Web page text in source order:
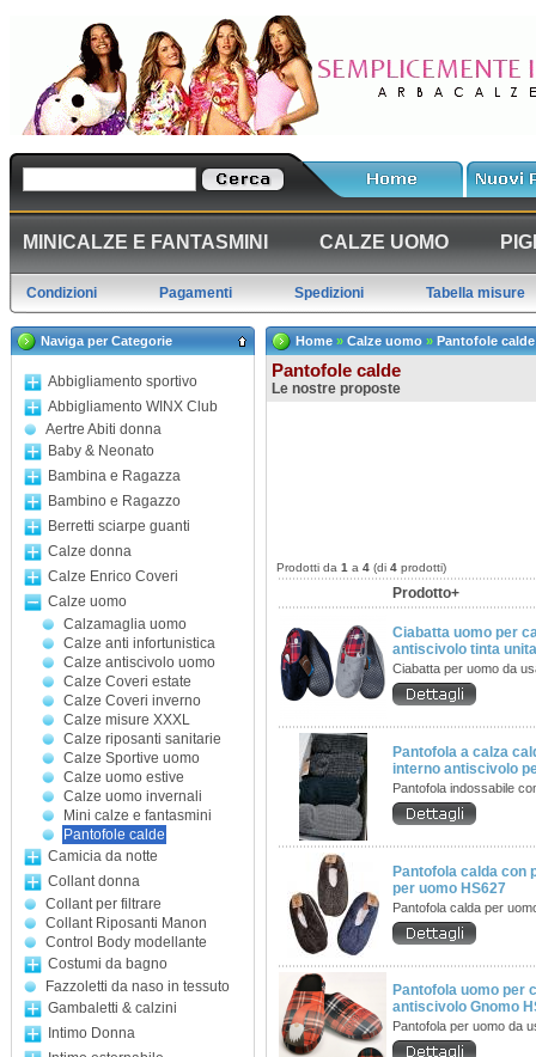
MINICALZE E FANTASMINI CALZE UOMO
Condizioni Pagamenti Spedizioni Tabella misure
Naviga per Categorie
Abbigliamento sportivo
Abbigliamento WINX Club
Aertre Abiti donna
Baby & Neonato
Bambina e Ragazza
Bambino e Ragazzo
Berretti sciarpe guanti
Calze donna
Calze Enrico Coveri
Calze uomo
Calzamaglia uomo
Calze anti infortunistica
Calze antiscivolo uomo
Calze Coveri estate
Calze Coveri inverno
Calze misure XXXL
Calze riposanti sanitarie
Calze Sportive uomo
Calze uomo estive
Calze uomo invernali
Mini calze e fantasmini
Pantofole calde
Camicia da notte
Collant donna
Collant per filtrare
Collant Riposanti Manon
Control Body modellante
Costumi da bagno
Fazzoletti da naso in tessuto
Gambaletti & calzini
Intimo Donna
Home » Calze uomo » Pantofole calde
Pantofole calde
Le nostre proposte
Prodotti da 1 a 4 (di 4 prodotti)
Prodotto+
Ciabatta uomo per
antiscivolo tinta
Ciabatta per uomo da
Pantofola a calza
interno antiscivolo
Pantofola indossabile
Pantofola calda con
per uomo HS627
Pantofola calda per
Pantofola uomo per
antiscivolo Gnomo
Pantofola per uomo da